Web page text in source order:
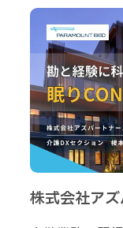
株式会社ア